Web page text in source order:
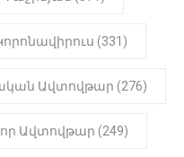
(331)
Ավտովթար (276)
Ավտովթար (249)